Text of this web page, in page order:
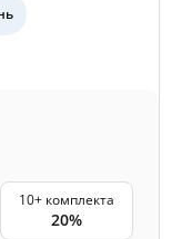
10+ комплекта
20%